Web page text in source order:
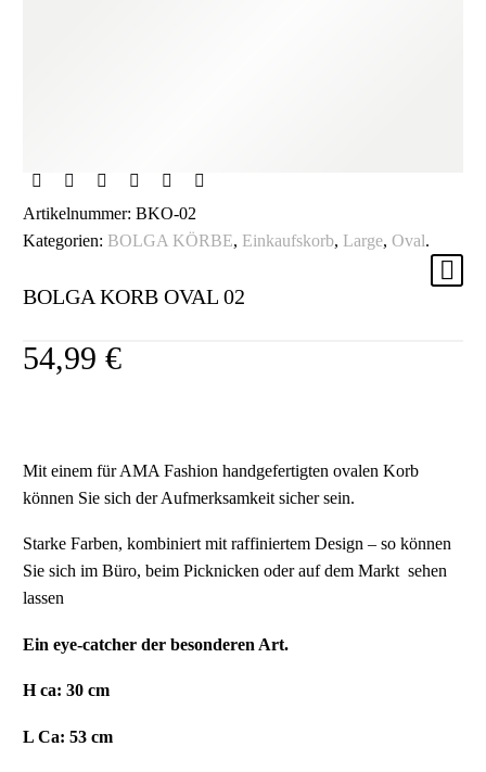
Artikelnummer: BKO-02
Kategorien: BOLGA KÖRBE, Einkaufskorb, Large, Oval.
BOLGA KORB OVAL 02
54,99 €
Mit einem für AMA Fashion handgefertigten ovalen Korb
können Sie sich der Aufmerksamkeit sicher sein.
Starke Farben, kombiniert mit raffiniertem Design – so können
Sie sich im Büro, beim Picknicken oder auf dem Markt sehen
lassen
Ein eye-catcher der besonderen Art.
H ca: 30 cm
L Ca: 53 cm